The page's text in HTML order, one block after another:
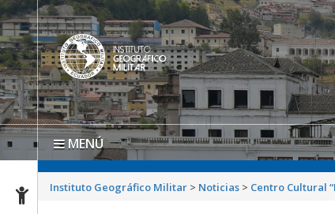
MENÚ
Instituto Geográfico Militar > Noticias > Centro Cultural